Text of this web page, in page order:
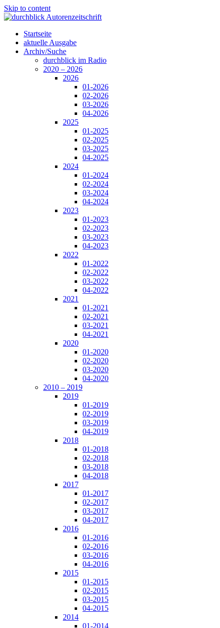
Skip to content
Startseite
aktuelle Ausgabe
Archiv/Suche
durchblick im Radio
2020 – 2026
2026
01-2026
02-2026
03-2026
04-2026
2025
01-2025
02-2025
03-2025
04-2025
2024
01-2024
02-2024
03-2024
04-2024
2023
01-2023
02-2023
03-2023
04-2023
2022
01-2022
02-2022
03-2022
04-2022
2021
01-2021
02-2021
03-2021
04-2021
2020
01-2020
02-2020
03-2020
04-2020
2010 – 2019
2019
01-2019
02-2019
03-2019
04-2019
2018
01-2018
02-2018
03-2018
04-2018
2017
01-2017
02-2017
03-2017
04-2017
2016
01-2016
02-2016
03-2016
04-2016
2015
01-2015
02-2015
03-2015
04-2015
2014
01-2014